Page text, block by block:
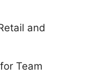
and
Team